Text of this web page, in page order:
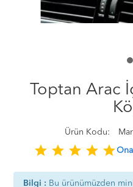
Toptan Arac
Ürün Kodu:
star star star star star
Bilgi : Bu ürünümüzden